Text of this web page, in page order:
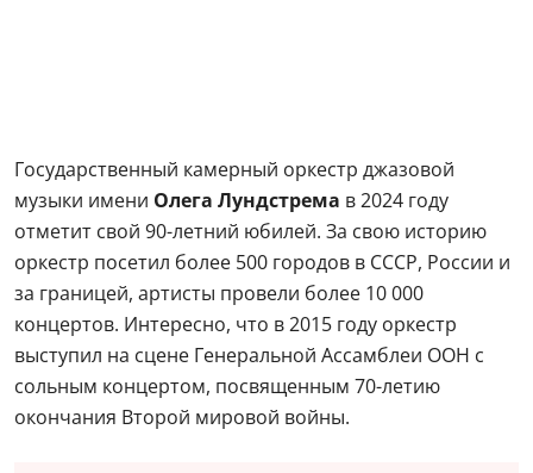
Государственный камерный оркестр джазовой
музыки имени Олега Лундстрема в 2024 году
отметит свой 90-летний юбилей. За свою историю
оркестр посетил более 500 городов в СССР, России и
за границей, артисты провели более 10 000
концертов. Интересно, что в 2015 году оркестр
выступил на сцене Генеральной Ассамблеи ООН с
сольным концертом, посвященным 70-летию
окончания Второй мировой войны.